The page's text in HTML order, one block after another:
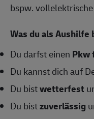
bspw.
Was du als Aushilfe
Du darfst einen Pkw
Du kannst dich auf
Du bistwetterfest
Du bistzuverlässig